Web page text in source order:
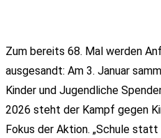
Zum bereits 68. Mal werden
ausgesandt: Am 3. Januar
Kinder und Jugendliche
2026 steht der Kampf gegen
Fokus der Aktion. „Schule